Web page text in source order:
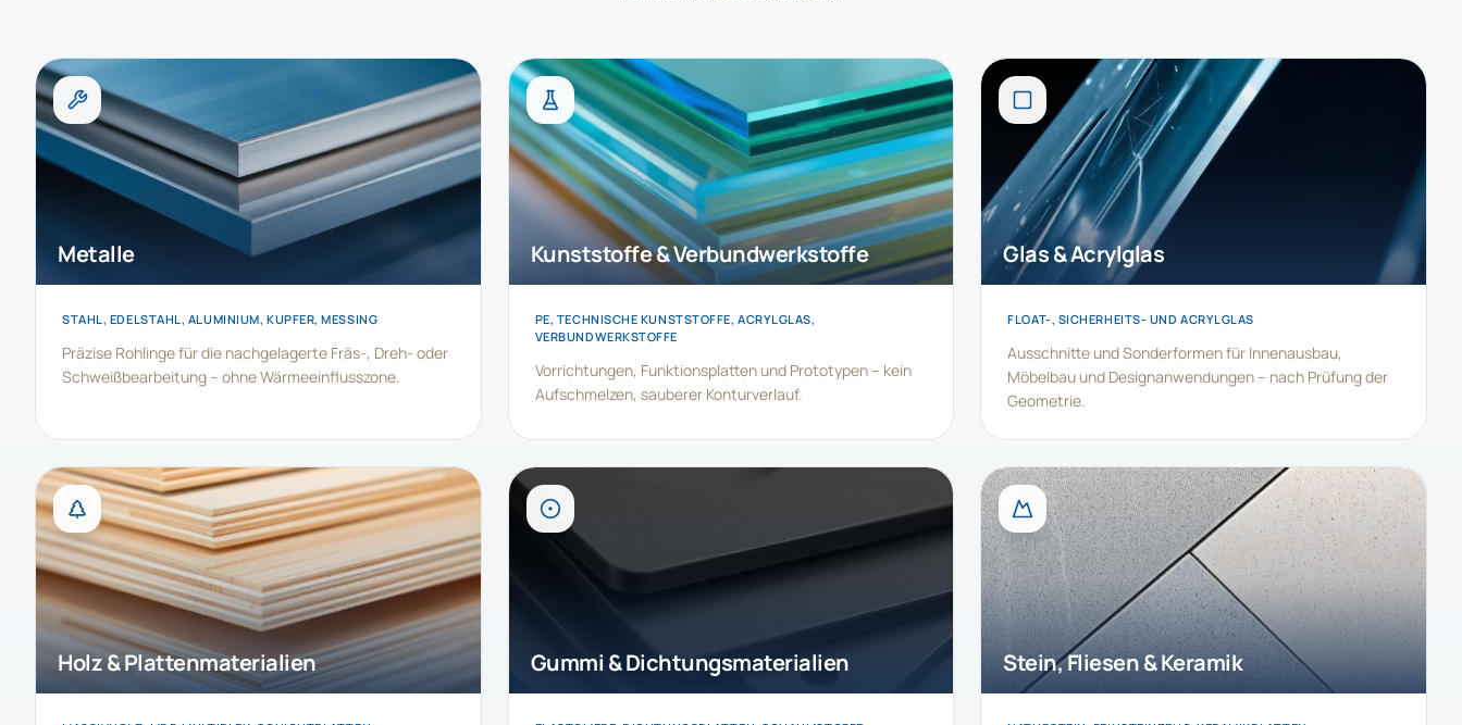
Metalle
STAHL, EDELSTAHL, ALUMINIUM, KUPFER, MESSING
Präzise Rohlinge für die nachgelagerte Fräs-, Dreh- oder
Schweißbearbeitung – ohne Wärmeeinflusszone.
Kunststoffe & Verbundwerkstoffe
PE, TECHNISCHE KUNSTSTOFFE, ACRYLGLAS,
VERBUNDWERKSTOFFE
Vorrichtungen, Funktionsplatten und Prototypen – kein
Aufschmelzen, sauberer Konturverlauf.
Glas & Acrylglas
FLOAT-, SICHERHEITS- UND ACRYLGLAS
Ausschnitte und Sonderformen für Innenausbau,
Möbelbau und Designanwendungen – nach Prüfung der
Geometrie.
Holz & Plattenmaterialien Gummi & Dichtungsmaterialien Stein, Fliesen & Keramik